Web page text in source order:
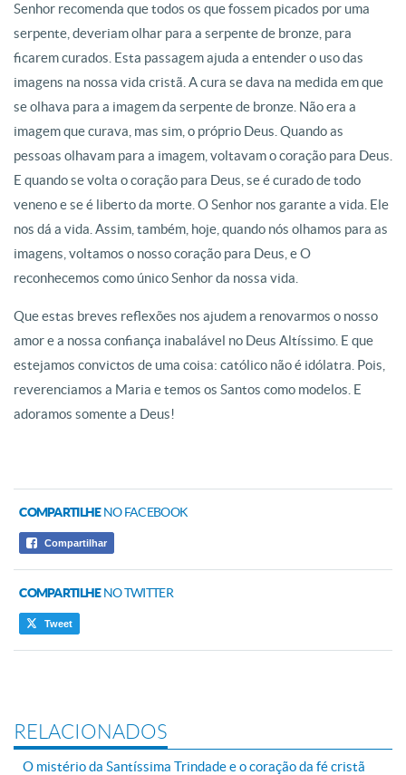
Senhor recomenda que todos os que fossem picados por uma
serpente, deveriam olhar para a serpente de bronze, para
ficarem curados. Esta passagem ajuda a entender o uso das
imagens na nossa vida cristã. A cura se dava na medida em que
se olhava para a imagem da serpente de bronze. Não era a
imagem que curava, mas sim, o próprio Deus. Quando as
pessoas olhavam para a imagem, voltavam o coração para Deus.
E quando se volta o coração para Deus, se é curado de todo
veneno e se é liberto da morte. O Senhor nos garante a vida. Ele
nos dá a vida. Assim, também, hoje, quando nós olhamos para as
imagens, voltamos o nosso coração para Deus, e O
reconhecemos como único Senhor da nossa vida.
Que estas breves reflexões nos ajudem a renovarmos o nosso
amor e a nossa confiança inabalável no Deus Altíssimo. E que
estejamos convictos de uma coisa: católico não é idólatra. Pois,
reverenciamos a Maria e temos os Santos como modelos. E
adoramos somente a Deus!
COMPARTILHENO FACEBOOK
Compartilhar
COMPARTILHENO TWITTER
Tweet
RELACIONADOS
O mistério da Santíssima Trindade e o coração da fé cristã